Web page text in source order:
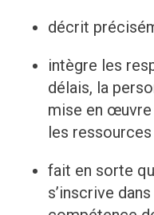
décrit
intègre les
délais, la
mise en
les
fait en sorte
s’inscrive